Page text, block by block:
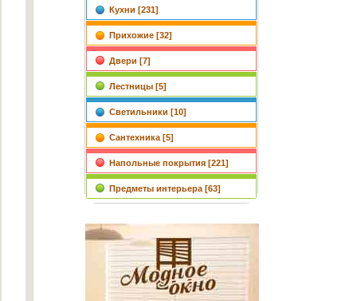
Кухни [231]
Прихожие [32]
Двери [7]
Лестницы [5]
Светильники [10]
Сантехника [5]
Напольные покрытия [221]
Предметы интерьера [63]